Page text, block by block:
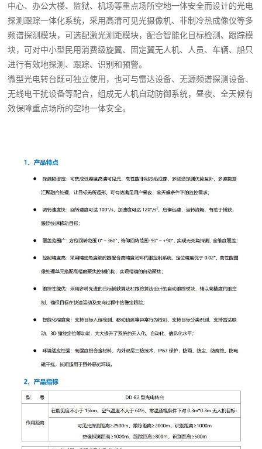
中心、办公大楼、监狱、机场等重点场所空地一体安全而设计的光电
探测跟踪一体化系统，采用高清可见光摄像机、非制冷热成像仪等多
频谱探测模块，可选配激光测距模块，配合智能化目标检测、跟踪模
块，可对中小型民用消费级旋翼、固定翼无人机、人员、车辆、船只
进行有效地探测、跟踪、识别和预警。
微型光电转台既可独立使用，也可与雷达设备、无源频谱探测设备、
无线电干扰设备等配合，组成无人机自动防御系统，昼夜、全天候有
效保障重点场所的空地一体安全。